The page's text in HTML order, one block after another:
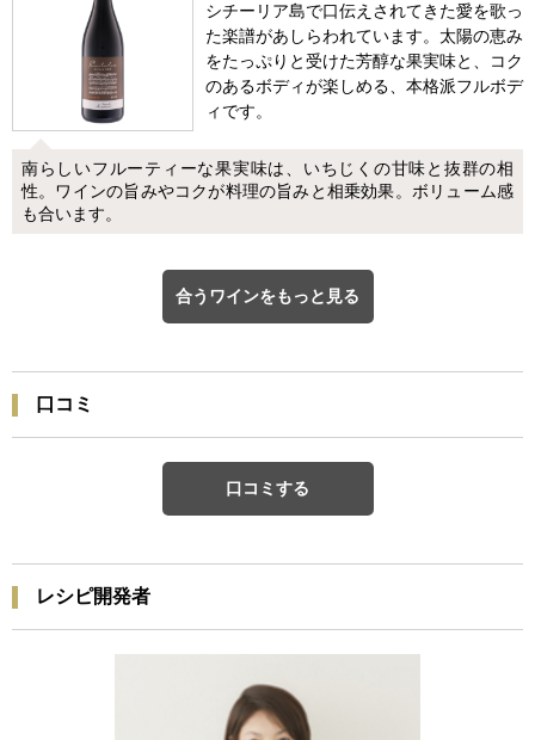
シチーリア島で口伝えされてきた愛を歌っ
た楽譜があしらわれています。太陽の恵み
をたっぷりと受けた芳醇な果実味と、コク
のあるボディが楽しめる、本格派フルボデ
ィです。
南らしいフルーティーな果実味は、いちじくの甘味と抜群の相
性。ワインの旨みやコクが料理の旨みと相乗効果。ボリューム感
も合います。
合うワインをもっと見る
口コミ
口コミする
レシピ開発者